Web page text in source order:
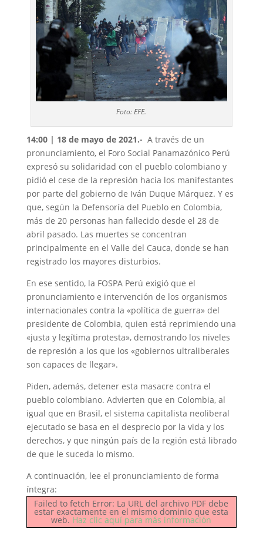
Foto: EFE.
14:00 | 18 de mayo de 2021.- A través de un
pronunciamiento, el Foro Social Panamazónico Perú
expresó su solidaridad con el pueblo colombiano y
pidió el cese de la represión hacia los manifestantes
por parte del gobierno de Iván Duque Márquez. Y es
que, según la Defensoría del Pueblo en Colombia,
más de 20 personas han fallecido desde el 28 de
abril pasado. Las muertes se concentran
principalmente en el Valle del Cauca, donde se han
registrado los mayores disturbios.
En ese sentido, la FOSPA Perú exigió que el
pronunciamiento e intervención de los organismos
internacionales contra la «política de guerra» del
presidente de Colombia, quien está reprimiendo una
«justa y legítima protesta», demostrando los niveles
de represión a los que los «gobiernos ultraliberales
son capaces de llegar».
Piden, además, detener esta masacre contra el
pueblo colombiano. Advierten que en Colombia, al
igual que en Brasil, el sistema capitalista neoliberal
ejecutado se basa en el desprecio por la vida y los
derechos, y que ningún país de la región está librado
de que le suceda lo mismo.
A continuación, lee el pronunciamiento de forma
íntegra:
Failed to fetch Error: La URL del archivo PDF debe
estar exactamente en el mismo dominio que esta
web. Haz clic aquí para más información